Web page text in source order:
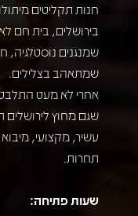
בירושלים, בית חם
שמנגנים נוסטלגיה,
שמתאהב בצלילים.
אחרי לא מעט
שגם מחוץ לירושלים
עשיר, מקצועי,
תחרות.
שעות פתיחה: